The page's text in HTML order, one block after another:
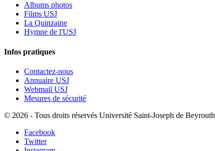
Albums photos
Films USJ
La Quinzaine
Hymne de l'USJ
Infos pratiques
Contactez-nous
Annuaire USJ
Webmail USJ
Mesures de sécurité
© 2026 - Tous droits réservés Université Saint-Joseph de Beyrouth
Facebook
Twitter